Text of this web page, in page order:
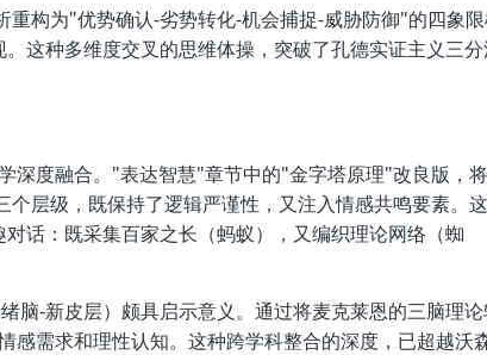
构为"优势确认-劣势转化-机会捕捉-威胁防御"的四象
这种多维度交叉的思维体操，突破了孔德实证主义三
深度融合。"表达智慧"章节中的"金字塔原理"改良版，
层级，既保持了逻辑严谨性，又注入情感共鸣要素。
话：既采集百家之长（蚂蚁），又编织理论网络（蜘
脑-新皮层）颇具启示意义。通过将麦克莱恩的三脑理
感需求和理性认知。这种跨学科整合的深度，已超越沃